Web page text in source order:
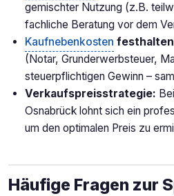
gemischter Nutzung (z.B.
fachliche Beratung vor dem
Kaufnebenkosten
(Notar, Grunderwerbsteuer,
steuerpflichtigen Gewinn –
Verkaufspreisstrategie:
Osnabrück lohnt sich ein
um den optimalen Preis zu
Häufige Fragen zur